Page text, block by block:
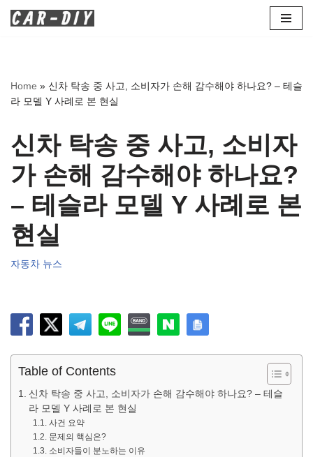
로
건
뛰
기
Home » 신차 탁송 중 사고, 소비자가 손해 감수해야 하나요? – 테슬
라 모델 Y 사례로 본 현실
신차 탁송 중 사고, 소비자
가 손해 감수해야 하나요?
– 테슬라 모델 Y 사례로 본
현실
자동차 뉴스
Table of Contents
신차 탁송 중 사고, 소비자가 손해 감수해야 하나요? – 테슬
라 모델 Y 사례로 본 현실
사건 요약
문제의 핵심은?
소비자들이 분노하는 이유